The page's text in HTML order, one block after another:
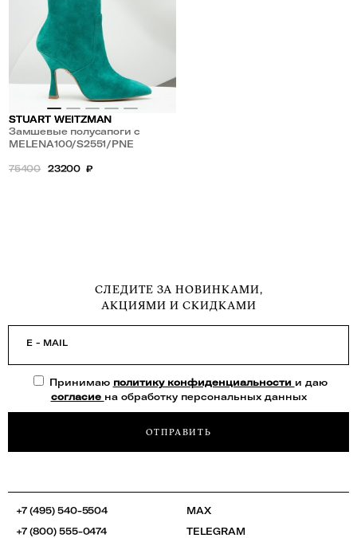
STUART WEITZMAN
Замшевые полусапоги с
фигурным каблуком MELENA
MELENA100/S2551/PNE
75400 23200 ₽
СЛЕДИТЕ ЗА НОВИНКАМИ,
АКЦИЯМИ И СКИДКАМИ
E - MAIL
Принимаю политику конфиденциальности и даю
согласие на обработку персональных данных
ОТПРАВИТЬ
+7 (495) 540-5504
+7 (800) 555-0474
MAX
TELEGRAM